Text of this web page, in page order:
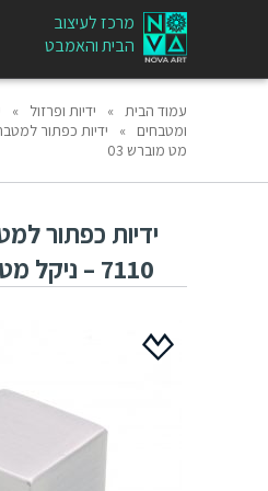
מרכז לעיצוב
הבית והאמבט
עמוד הבית » ידיות ופרזול »
ומטבחים
»
מט מוברש 03
ידיות כפתור
7110 – ניקל מט מוברש 03